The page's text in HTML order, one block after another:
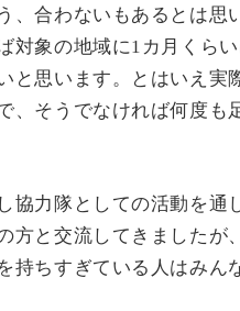
、合わないもあるとは思
対象の地域に1カ月くら
と思います。とはいえ実
、そうでなければ何度も
協力隊としての活動を通
方と交流してきましたが
持ちすぎている人はみん